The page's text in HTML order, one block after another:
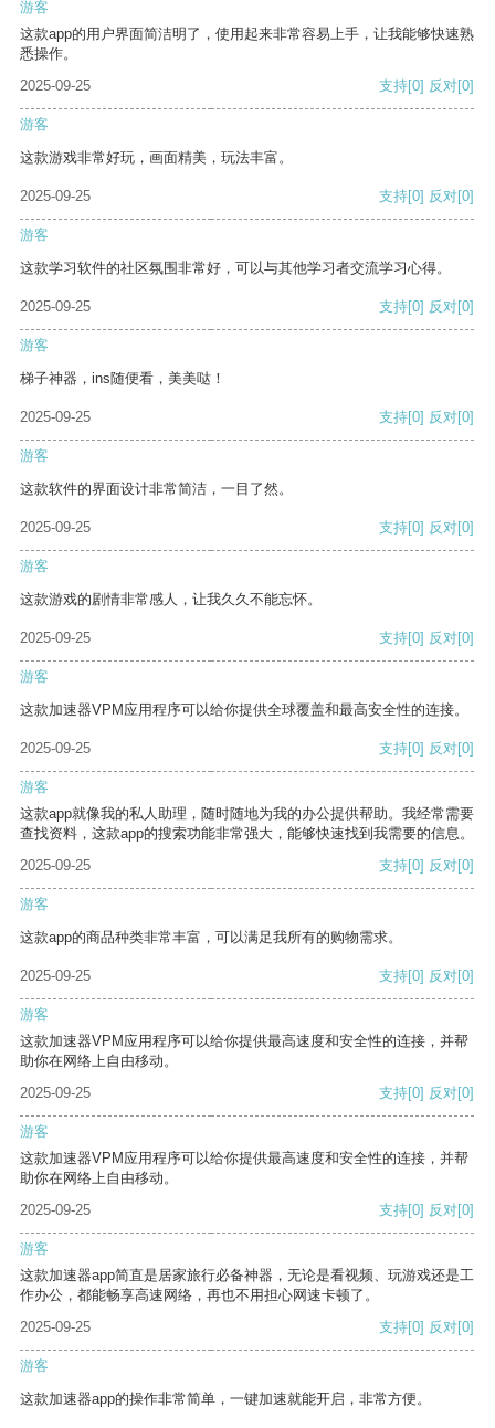
游客
这款app的用户界面简洁明了，使用起来非常容易上手，让我能够快速熟
悉操作。
2025-09-25
支持[0] 反对[0]
游客
这款游戏非常好玩，画面精美，玩法丰富。
2025-09-25 支持[0] 反对[0]
游客
这款学习软件的社区氛围非常好，可以与其他学习者交流学习心得。
2025-09-25 支持[0] 反对[0]
游客
梯子神器，ins随便看，美美哒！
2025-09-25 支持[0] 反对[0]
游客
这款软件的界面设计非常简洁，一目了然。
2025-09-25 支持[0] 反对[0]
游客
这款游戏的剧情非常感人，让我久久不能忘怀。
2025-09-25 支持[0] 反对[0]
游客
这款加速器VPM应用程序可以给你提供全球覆盖和最高安全性的连接。
2025-09-25 支持[0] 反对[0]
游客
这款app就像我的私人助理，随时随地为我的办公提供帮助。我经常需要
查找资料，这款app的搜索功能非常强大，能够快速找到我需要的信息。
2025-09-25
支持[0] 反对[0]
游客
这款app的商品种类非常丰富，可以满足我所有的购物需求。
2025-09-25 支持[0] 反对[0]
游客
这款加速器VPM应用程序可以给你提供最高速度和安全性的连接，并帮
助你在网络上自由移动。
2025-09-25
支持[0] 反对[0]
游客
这款加速器VPM应用程序可以给你提供最高速度和安全性的连接，并帮
助你在网络上自由移动。
2025-09-25
支持[0] 反对[0]
游客
这款加速器app简直是居家旅行必备神器，无论是看视频、玩游戏还是工
作办公，都能畅享高速网络，再也不用担心网速卡顿了。
2025-09-25
支持[0] 反对[0]
游客
这款加速器app的操作非常简单，一键加速就能开启，非常方便。